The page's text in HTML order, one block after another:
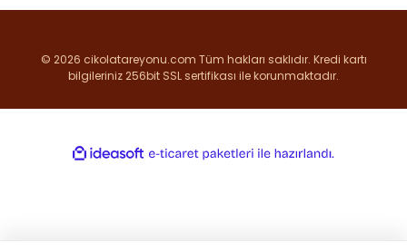
© 2026 cikolatareyonu.com Tüm hakları saklıdır. Kredi kartı
bilgileriniz 256bit SSL sertifikası ile korunmaktadır.
ideasoft
e-